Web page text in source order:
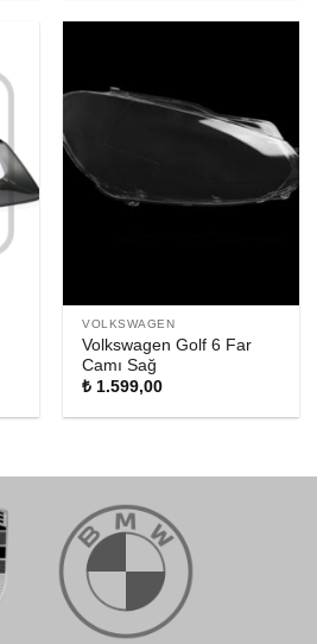
VOLKSWAGEN
Volkswagen Golf 6 Far
Camı Sağ
₺ 1.599,00